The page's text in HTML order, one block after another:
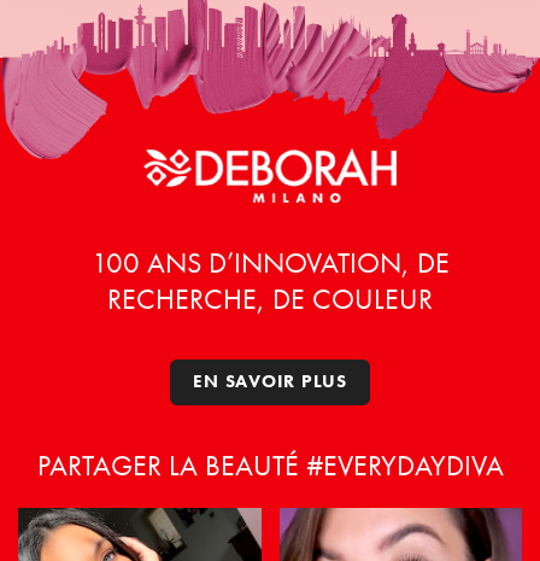
100 ANS D’INNOVATION, DE
RECHERCHE, DE COULEUR
EN SAVOIR PLUS
PARTAGER LA BEAUTÉ #EVERYDAYDIVA